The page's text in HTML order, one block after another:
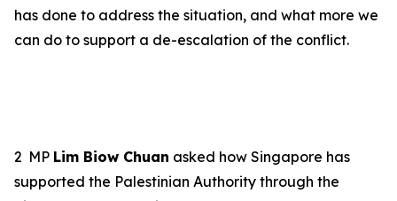
has done to address the situation, and what more we
can do to support a de-escalation of the conflict.
2 MP Lim Biow Chuan asked how Singapore has
supported the Palestinian Authority through the